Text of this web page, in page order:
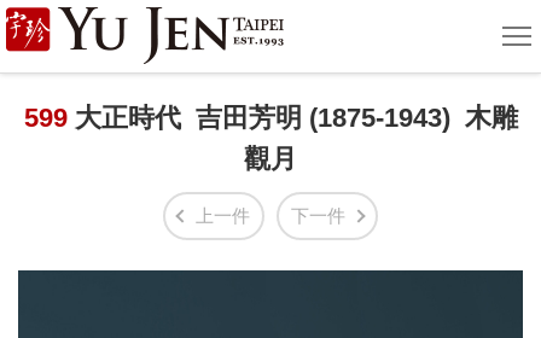
宇
珍
國
術
單
599大正時代 吉田芳明 (1875-1943) 木雕
觀月
上一件 下一件